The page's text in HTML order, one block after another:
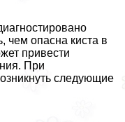
чем опасна киста в
привести
При
следующие